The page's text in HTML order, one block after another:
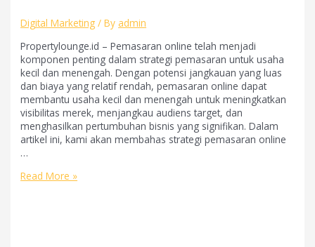
Digital Marketing / By admin
Propertylounge.id – Pemasaran online telah menjadi
komponen penting dalam strategi pemasaran untuk usaha
kecil dan menengah. Dengan potensi jangkauan yang luas
dan biaya yang relatif rendah, pemasaran online dapat
membantu usaha kecil dan menengah untuk meningkatkan
visibilitas merek, menjangkau audiens target, dan
menghasilkan pertumbuhan bisnis yang signifikan. Dalam
artikel ini, kami akan membahas strategi pemasaran online
…
Strategi
Read More »